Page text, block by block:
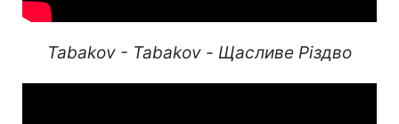
Tabakov - Tabakov - Щасливе Різдво